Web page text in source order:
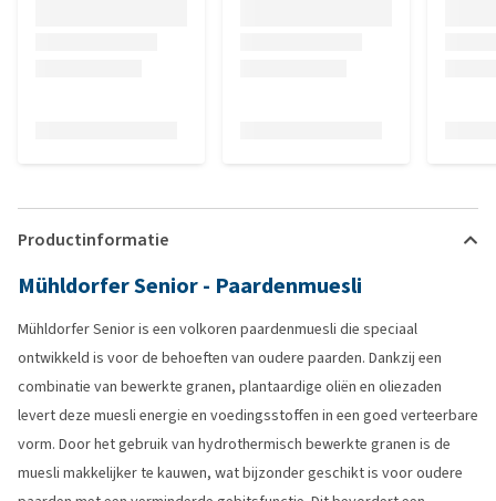
Productinformatie
Mühldorfer Senior - Paardenmuesli
Mühldorfer Senior is een volkoren paardenmuesli die speciaal
ontwikkeld is voor de behoeften van oudere paarden. Dankzij een
combinatie van bewerkte granen, plantaardige oliën en oliezaden
levert deze muesli energie en voedingsstoffen in een goed verteerbare
vorm. Door het gebruik van hydrothermisch bewerkte granen is de
muesli makkelijker te kauwen, wat bijzonder geschikt is voor oudere